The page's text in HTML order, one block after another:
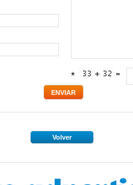
*
Volver